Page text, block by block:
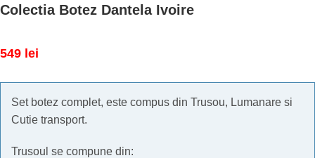
Colectia Botez Dantela Ivoire
549 lei
Set botez complet, este compus din Trusou, Lumanare si
Cutie transport.
Trusoul se compune din: